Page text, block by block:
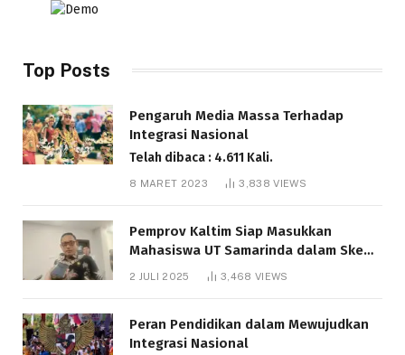
Top Posts
Pengaruh Media Massa Terhadap
Integrasi Nasional
Telah dibaca : 4.611 Kali.
8 MARET 2023 3,838VIEWS
Pemprov Kaltim Siap Masukkan
Mahasiswa UT Samarinda dalam Skema
Bantuan Pendidikan Gratispol
2 JULI 2025 3,468 VIEWS
Peran Pendidikan dalam Mewujudkan
Integrasi Nasional